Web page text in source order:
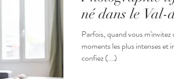
né dans le
Parfois, quand vous
moments les plus intenses et
confiez (...)